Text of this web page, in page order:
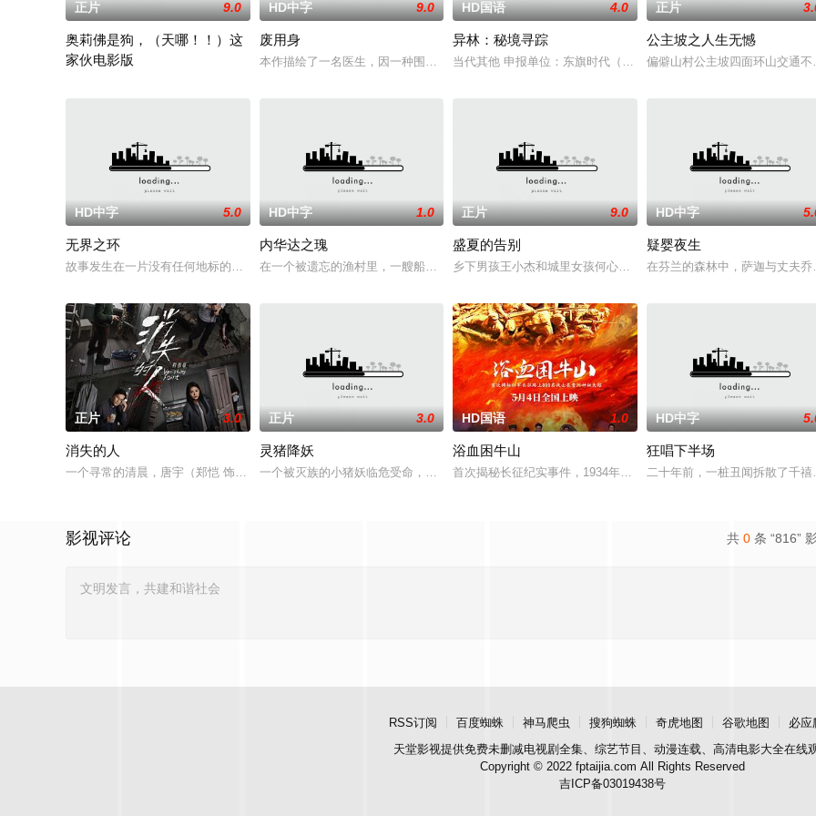
正片 9.0
奥莉佛是狗，（天哪！！）这
家伙电影版
HD中字 9.0
废用身
本作描绘了一名医生，因一种围绕“废用身”——因瘫痪等原因已无恢复可能的四肢
HD国语 4.0
异林：秘境寻踪
当代其他 申报单位：东旗时代（北京）影视文化传媒有限公司
正片
公主坡之人生无憾
偏僻山村公主坡四面环山交通不
HD中字 5.0
无界之环
故事发生在一片没有任何地标的荒漠中。一条铁丝网将两个虚构国家分隔开来，而停
HD中字 1.0
内华达之瑰
在一个被遗忘的渔村里，一艘船神秘地出现在旧港口。“内华达之瑰”号三十年前曾
正片 9.0
盛夏的告别
乡下男孩王小杰和城里女孩何心琪都有着复杂的家庭，他们在一个夏
HD中字
疑婴夜生
在芬兰的森林中，萨迦与丈夫乔
正片 3.0
消失的人
一个寻常的清晨，唐宇（郑恺 饰）的儿子在楼梯间凭空消失；隔壁单元里，独居女
正片 3.0
灵猪降妖
一个被灭族的小猪妖临危受命，勇敢挑起拯救部落的重担。在寻找净坛使者的道路上
HD国语 1.0
浴血困牛山
首次揭秘长征纪实事件，1934年中央苏区第五次反围剿失败，红六军
HD中字
狂唱下半场
二十年前，一桩丑闻拆散了千
共 0 条 “816”
影视评论
RSS订阅 百度蜘蛛 神马爬虫 搜狗蜘蛛 奇虎地图 谷歌地图
必应
天堂影视提供免费未删减电视剧全集、综艺节目、动漫连载、高清电影大全在线
Copyright © 2022 fptaijia.com All Rights Reserved
吉ICP备03019438号